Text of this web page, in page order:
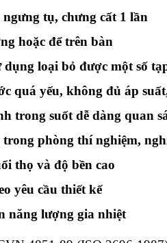
tụ, chưng cất 1 lần
hoặc để trên bàn
dụng loại bỏ được một số
quá yếu, không đủ áp
trong suốt dễ dàng quan
phòng thí nghiệm,
thọ và độ bền cao
yêu cầu thiết kế
năng lượng gia nhiệt